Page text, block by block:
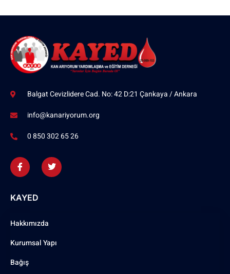
Balgat Cevizlidere Cad. No: 42 D:21 Çankaya / Ankara
info@kanariyorum.org
0 850 302 65 26
KAYED
Hakkımızda
Kurumsal Yapı
Bağış